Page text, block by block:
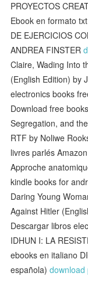
PROYECTOS
Ebook en formato
DE EJERCICIOS
ANDREA FINSTER
Claire, Wading Into
(English Edition) by
electronics books
Download free
Segregation, and
RTF by Noliwe
livres parlés
Approche
kindle books for
Daring Young
Against Hitler
Descargar libros
IDHUN I: LA
ebooks en italiano
española)download